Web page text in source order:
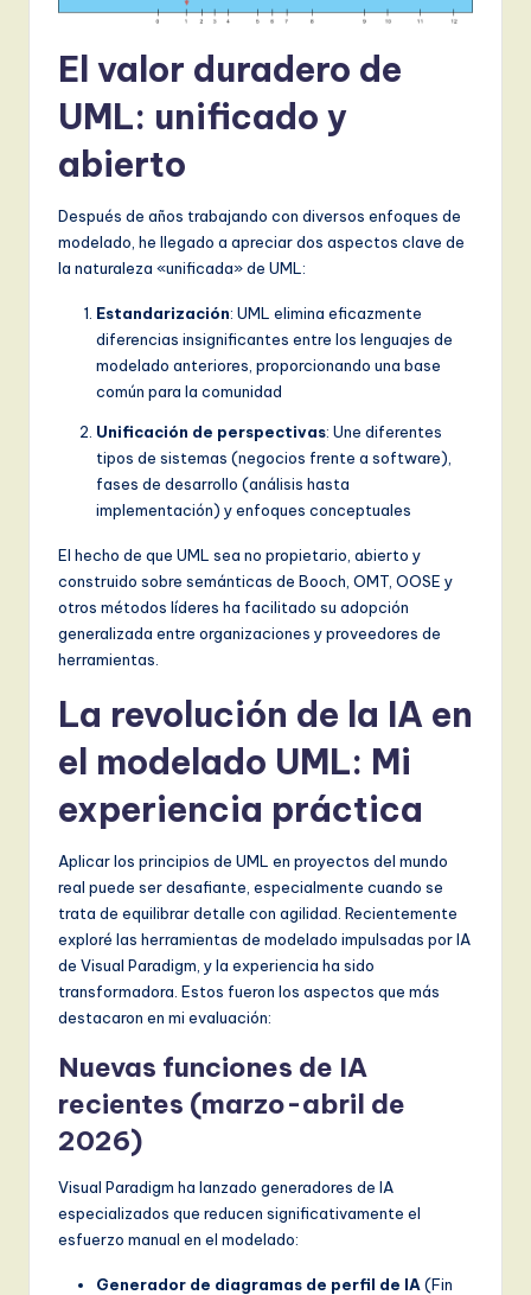
El valor duradero de
UML: unificado y
abierto
Después de años trabajando con diversos enfoques de
modelado, he llegado a apreciar dos aspectos clave de
la naturaleza «unificada» de UML:
Estandarización: UML elimina eficazmente
diferencias insignificantes entre los lenguajes de
modelado anteriores, proporcionando una base
común para la comunidad
Unificación de perspectivas: Une diferentes
tipos de sistemas (negocios frente a software),
fases de desarrollo (análisis hasta
implementación) y enfoques conceptuales
El hecho de que UML sea no propietario, abierto y
construido sobre semánticas de Booch, OMT, OOSE y
otros métodos líderes ha facilitado su adopción
generalizada entre organizaciones y proveedores de
herramientas.
La revolución de la IA en
el modelado UML: Mi
experiencia práctica
Aplicar los principios de UML en proyectos del mundo
real puede ser desafiante, especialmente cuando se
trata de equilibrar detalle con agilidad. Recientemente
exploré las herramientas de modelado impulsadas por IA
de Visual Paradigm, y la experiencia ha sido
transformadora. Estos fueron los aspectos que más
destacaron en mi evaluación:
Nuevas funciones de IA
recientes (marzo-abril de
2026)
Visual Paradigm ha lanzado generadores de IA
especializados que reducen significativamente el
esfuerzo manual en el modelado:
Generador de diagramas de perfil de IA (Fin